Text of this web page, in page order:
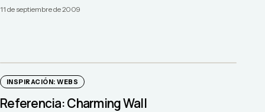
11 de septiembre de 2009
INSPIRACIÓN: WEBS
Referencia: Charming Wall